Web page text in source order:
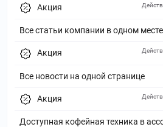
Акция
Все статьи компании в одном месте
Акция
Все новости на одной странице
Акция
Доступная кофейная техника в